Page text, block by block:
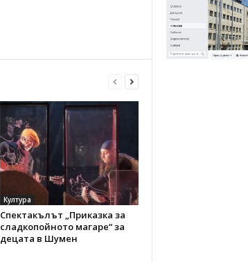
Култура
Спектакълът „Приказка за
сладкопойното магаре“ за
децата в Шумен